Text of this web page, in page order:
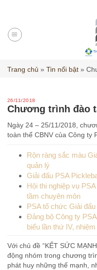
content
Trang chủ » Tin nổi bật »
26/11/2018
Chương trình đào
Ngày 24 – 25/11/2018,
toàn thể CBNV của Công ty
Rộn ràng sắc màu
quản lý
Giải đấu PSA
Hội thi nghiệp vụ
tầm chuyên môn
PSA tổ chức Giải
Đảng bộ Công ty
biểu lần thứ IV,
Với chủ đề “KẾT SỨC
động nhóm trong chương
phát huy những thế mạnh,